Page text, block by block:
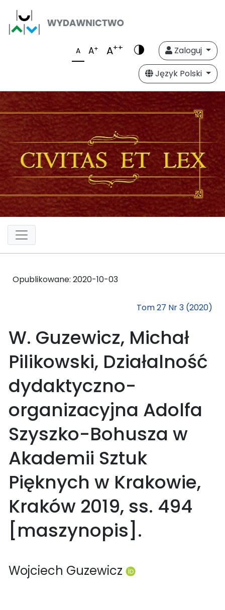
A A+ A++
Zaloguj
Język Polski
Opublikowane: 2020-10-03
Tom 27 Nr 3 (2020)
W. Guzewicz, Michał
Pilikowski, Działalność
dydaktyczno-
organizacyjna Adolfa
Szyszko-Bohusza w
Akademii Sztuk
Pięknych w Krakowie,
Kraków 2019, ss. 494
[maszynopis].
Wojciech Guzewicz